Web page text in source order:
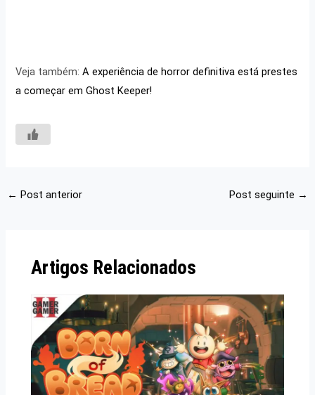
Veja também:A experiência de horror definitiva está prestes
a começar em Ghost Keeper!
← Post anterior Post seguinte →
Artigos Relacionados